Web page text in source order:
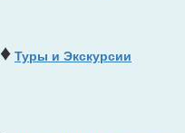
♦ Туры и Экскурсии